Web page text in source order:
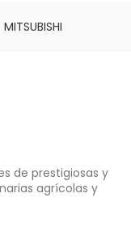
MITSUBISHI
de prestigiosas y
agrícolas y